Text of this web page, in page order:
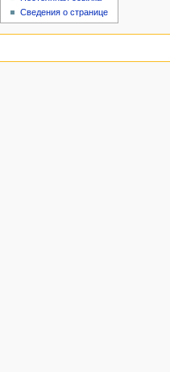
Сведения о странице